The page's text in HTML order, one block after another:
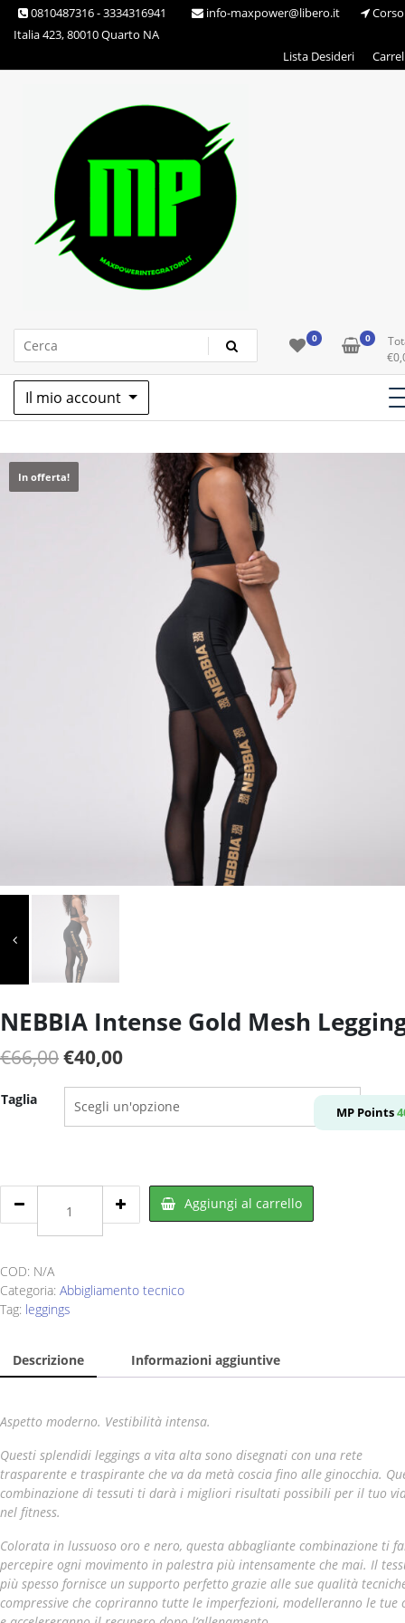
Skip 0810487316 - 3334316941 info-maxpower@libero.it
Corso
Italia 423, 80010 Quarto NA
Lista Desideri
Max Power Integratori 0 0
€
Il mio account
In offerta!
NEBBIA Intense Gold Mesh
€66,00Il
prezzo
originale
€40,00Il
prezzo
attuale
MP Points
Taglia
Intense
Gold
Leggings
quantity
Aggiungi al carrello
COD: N/A
Categoria: Abbigliamento tecnico
Tag: leggings
Descrizione Informazioni aggiuntive
Aspetto moderno. Vestibilità intensa.
Questi splendidi leggings a vita alta sono disegnati con una rete
trasparente e traspirante che va da metà coscia fino alle ginocchia.
combinazione di tessuti ti darà i migliori risultati possibili per il tuo
nel fitness.
Colorata in lussuoso oro e nero, questa abbagliante combinazione ti
percepire ogni movimento in palestra più intensamente che mai. Il
più spesso fornisce un supporto perfetto grazie alle sue qualità
compressive che copriranno tutte le imperfezioni, modelleranno le tue